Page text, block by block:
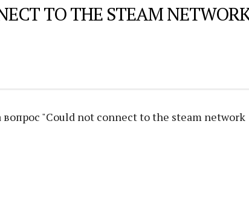
TO THE STEAM
"Could not connect to the steam network